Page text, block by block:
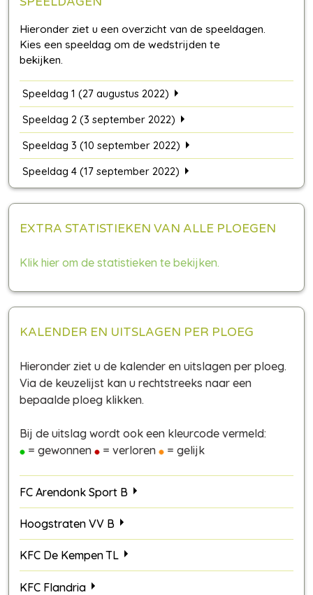
Speeldag 1 (27 augustus 2022)
Speeldag 2 (3 september 2022)
Speeldag 3 (10 september 2022)
Speeldag 4 (17 september 2022)
EXTRA STATISTIEKEN VAN ALLE PLOEGEN
Klik hier om de statistieken te bekijken.
KALENDER EN UITSLAGEN PER PLOEG
Hieronder ziet u de kalender en uitslagen per ploeg.
Via de keuzelijst kan u rechtstreeks naar een
bepaalde ploeg klikken.
Bij de uitslag wordt ook een kleurcode vermeld:
= gewonnen
= verloren = gelijk
FC Arendonk Sport B
Hoogstraten VV B
KFC De Kempen TL
KFC Flandria